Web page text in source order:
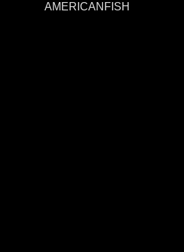
AMERICANFISH